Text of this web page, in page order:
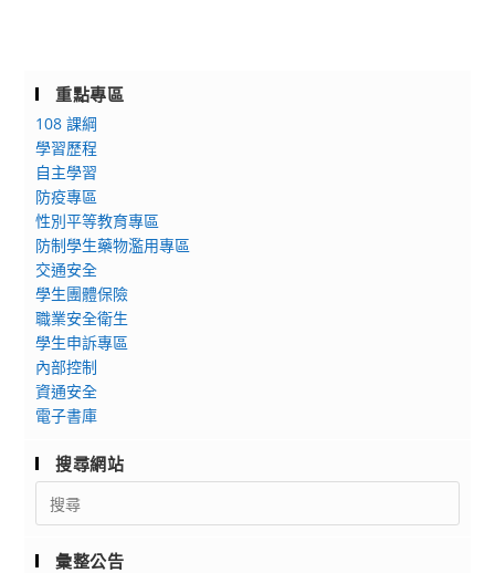
重點專區
108 課綱
學習歷程
自主學習
防疫專區
性別平等教育專區
防制學生藥物濫用專區
交通安全
學生團體保險
職業安全衛生
學生申訴專區
內部控制
資通安全
電子書庫
搜尋網站
Search
for:
彙整公告